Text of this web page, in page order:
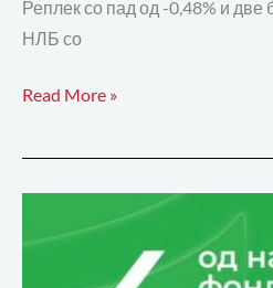
Реплек со пад од -0,48% и две
НЛБ со
Read More »
македонски
инвестициски